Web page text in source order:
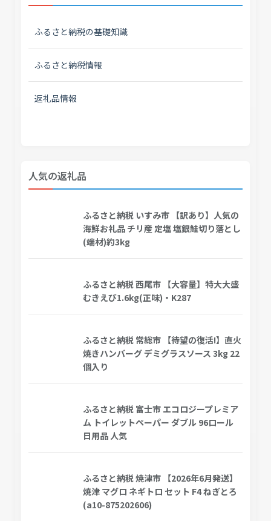
ふるさと納税の基礎知識
ふるさと納税情報
返礼品情報
人気の返礼品
ふるさと納税 いすみ市 【訳あり】人気の
海鮮お礼品 チリ産 定塩 塩銀鮭切り落とし
(端材)約3kg
ふるさと納税 西尾市 【大容量】特大大盛
むきえび1.6kg(正味)・K287
ふるさと納税 常総市 【待望の復活!】直火
焼きハンバーグ デミグラスソース 3kg 22
個入り
ふるさと納税 富士市 エコロジープレミア
ム トイレットペーパー ダブル 96ロール
日用品 人気
ふるさと納税 焼津市 【2026年6月発送】
焼津 マグロ ネギトロ セット F4 ねぎとろ
(a10-875202606)